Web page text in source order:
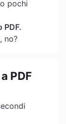
pochi
PDF.
no?
PDF